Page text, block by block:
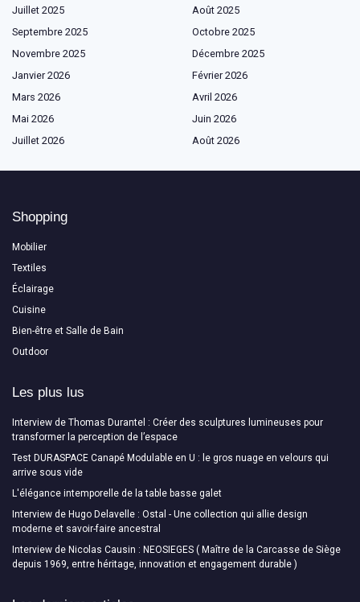
Juillet 2025
Août 2025
Septembre 2025
Octobre 2025
Novembre 2025
Décembre 2025
Janvier 2026
Février 2026
Mars 2026
Avril 2026
Mai 2026
Juin 2026
Juillet 2026
Août 2026
Shopping
Mobilier
Textiles
Éclairage
Cuisine
Bien-être et Salle de Bain
Outdoor
Les plus lus
Interview de Thomas Durantel : Créer des sculptures lumineuses pour
transformer la perception de l’espace
Test DURASPACE Canapé Modulable en U : le gros nuage en velours qui
arrive sous vide
L'élégance intemporelle de la table basse galet
Interview de Hugo Delavelle : Ostal - Une collection qui allie design
moderne et savoir-faire ancestral
Interview de Nicolas Causin : NEOSIEGES ( Maître de la Carcasse de Siège
depuis 1969, entre héritage, innovation et engagement durable )